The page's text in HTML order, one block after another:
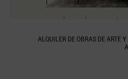
ALQUILER DE OBRAS DE ARTE